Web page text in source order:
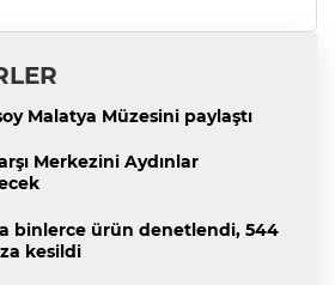
Malatya Müzesini paylaştı
Merkezini Aydınlar
binlerce ürün denetlendi, 544
kesildi